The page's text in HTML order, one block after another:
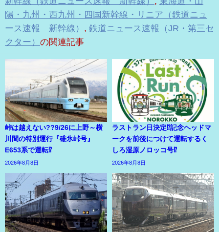
陽・九州・西九州・四国新幹線・リニア（鉄道ニュ
ース速報 新幹線） , 鉄道ニュース速報（JR・第三セ
クター） の関連記事
峠は越えない??9/26に上野～横
川間の特別運行『碓氷峠号』
E653系で運転⁉
2026年8月8日
ラストラン日決定⁉記念ヘッドマ
ークを前後につけて運転するく
しろ湿原ノロッコ号⁉
2026年8月8日